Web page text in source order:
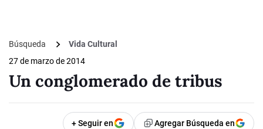
Búsqueda
Vida Cultural
27 de marzo de 2014
Un conglomerado de tribus
+ Seguir en Agregar Búsqueda en